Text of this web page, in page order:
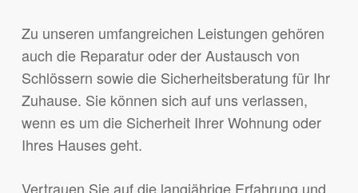
Zu unseren umfangreichen Leistungen gehören
auch die Reparatur oder der Austausch von
Schlössern sowie die Sicherheitsberatung für Ihr
Zuhause. Sie können sich auf uns verlassen,
wenn es um die Sicherheit Ihrer Wohnung oder
Ihres Hauses geht.
Vertrauen Sie auf die langjährige Erfahrung und